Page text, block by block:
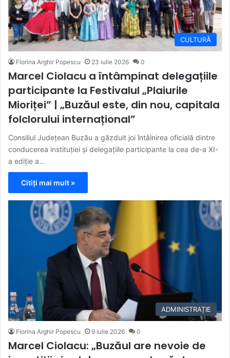
CULTURĂ
Florina Arghir Popescu 23 iulie 2026 0
Marcel Ciolacu a întâmpinat delegațiile
participante la Festivalul „Plaiurile
Mioriței” | „Buzăul este, din nou, capitala
folclorului internațional”
Consiliul Județean Buzău a găzduit joi întâlnirea oficială dintre
conducerea instituției și delegațiile participante la cea de-a XI-
a ediție a…
Citiți mai mult »
ADMINISTRAȚIE
Florina Arghir Popescu 9 iulie 2026 0
Marcel Ciolacu: „Buzăul are nevoie de